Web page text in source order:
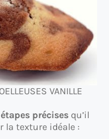
VANILLE
étapes précises qu’il
la texture idéale :